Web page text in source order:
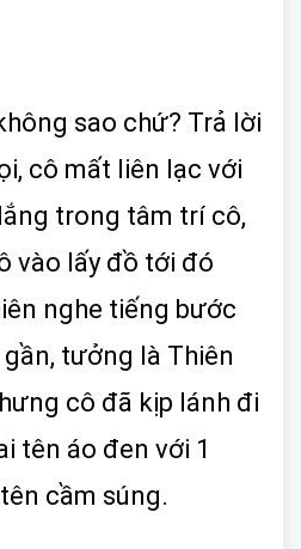
sao chứ? Trả lời
cô mất liên lạc với
trong tâm trí cô,
vào lấy đồ tới đó
nghe tiếng bước
tưởng là Thiên
cô đã kịp lánh đi
tên áo đen với 1
cầm súng.